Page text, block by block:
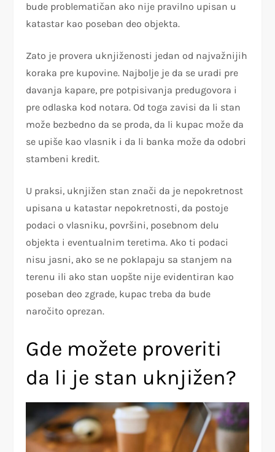
bude problematičan ako nije pravilno upisan u
katastar kao poseban deo objekta.
Zato je provera uknjiženosti jedan od najvažnijih
koraka pre kupovine. Najbolje je da se uradi pre
davanja kapare, pre potpisivanja predugovora i
pre odlaska kod notara. Od toga zavisi da li stan
može bezbedno da se proda, da li kupac može da
se upiše kao vlasnik i da li banka može da odobri
stambeni kredit.
U praksi, uknjižen stan znači da je nepokretnost
upisana u katastar nepokretnosti, da postoje
podaci o vlasniku, površini, posebnom delu
objekta i eventualnim teretima. Ako ti podaci
nisu jasni, ako se ne poklapaju sa stanjem na
terenu ili ako stan uopšte nije evidentiran kao
poseban deo zgrade, kupac treba da bude
naročito oprezan.
Gde možete proveriti
da li je stan uknjižen?